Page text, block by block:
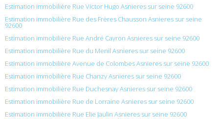
Estimation immobilière Rue Victor Hugo Asnieres sur seine 92600
Estimation immobilière Rue des Frères Chausson Asnieres sur seine
92600
Estimation immobilière Rue André Cayron Asnieres sur seine 92600
Estimation immobilière Rue du Menil Asnieres sur seine 92600
Estimation immobilière Avenue de Colombes Asnieres sur seine 92600
Estimation immobilière Rue Chanzy Asnieres sur seine 92600
Estimation immobilière Rue Duchesnay Asnieres sur seine 92600
Estimation immobilière Rue de Lorraine Asnieres sur seine 92600
Estimation immobilière Rue Elie Jaulin Asnieres sur seine 92600